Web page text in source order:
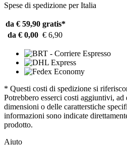
Spese di spedizione per Italia
da € 59,90 gratis*
da € 0,00 € 6,90
* Questi costi di spedizione si
Potrebbero esserci costi aggiuntivi, ad
dimensioni o delle caratterstiche
informazioni sono indicate
prodotto.
Aiuto